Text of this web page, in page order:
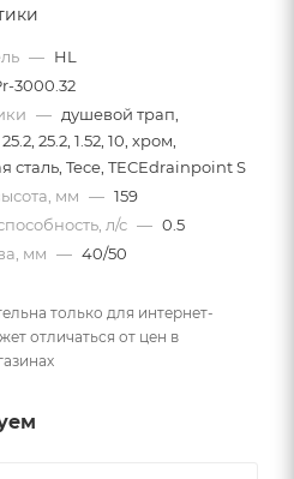
— HL
3000.32
— душевой трап,
25.2, 1.52, 10, хром,
Tece, TECEdrainpoint S
мм — 159
л/с — 0.5
мм — 40/50
только для интернет-
отличаться от цен в